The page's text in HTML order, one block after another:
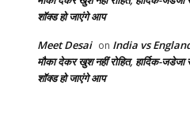
शॉक्ड हो जाएंगे आप
Meet Desai on India vs
मौका देकर खुश नहीं रोहित, हार्दिक-
शॉक्ड हो जाएंगे आप